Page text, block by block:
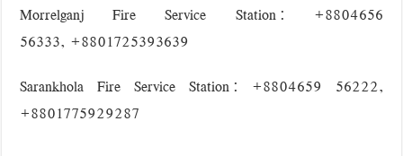
Morrelganj Fire Service Station: +8804656
56333, +8801725393639
Sarankhola Fire Service Station: +8804659 56222,
+8801775929287